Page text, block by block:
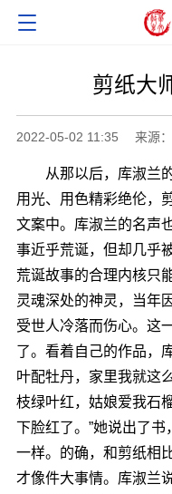
剪纸大
2022-05-02 11:35 来源
从那以后，库淑兰的
用光、用色精彩绝伦，
文案中。库淑兰的名声
事近乎荒诞，但却几乎
荒诞故事的合理内核只
灵魂深处的神灵，当年
受世人冷落而伤心。这
了。看着自己的作品，
叶配牡丹，家里我就这
枝绿叶红，姑娘爱我石
下脸红了。”她说出了
一样。的确，和剪纸相
才像件大事情。库淑兰